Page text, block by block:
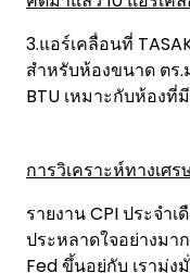
3.แอร์เคลื่อนที่
สำหรับห้องขนาด ตร.
BTU เหมาะกับห้องที่
การวิเคราะห์ทางเศ
รายงาน CPI ประจำ
ประหลาดใจอย่างม
Fed ขึ้นอยู่กับ เรามุ่
v
i
g
a
o